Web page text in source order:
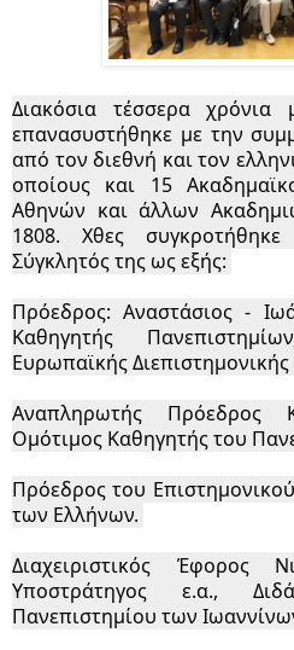
Διακόσια τέσσερα
επανασυστήθηκε με την
από τον διεθνή και τον
οποίους και 15
Αθηνών και άλλων
1808. Χθες
Σύγκλητός της ως εξής:
Πρόεδρος: Αναστάσιος -
Καθηγητής
Ευρωπαϊκής
Αναπληρωτής Πρόεδρος
Ομότιμος Καθηγητής του
Πρόεδρος του
των Ελλήνων.
Διαχειριστικός Έφορος
Υποστράτηγος ε.α.,
Πανεπιστημίου των